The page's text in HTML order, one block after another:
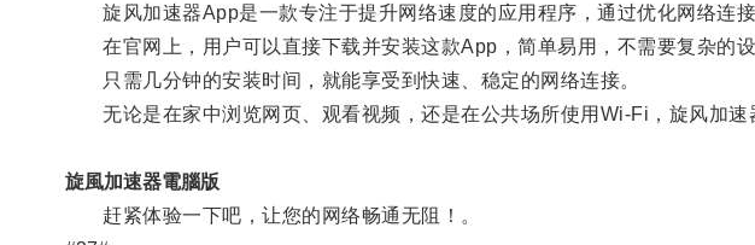
旋风加速器App是一款专注于提升网络速度的应用程序，通过优化网络连接
在官网上，用户可以直接下载并安装这款App，简单易用，不需要复杂的设
只需几分钟的安装时间，就能享受到快速、稳定的网络连接。
无论是在家中浏览网页、观看视频，还是在公共场所使用Wi-Fi，旋风加速
旋風加速器電腦版
赶紧体验一下吧，让您的网络畅通无阻！。